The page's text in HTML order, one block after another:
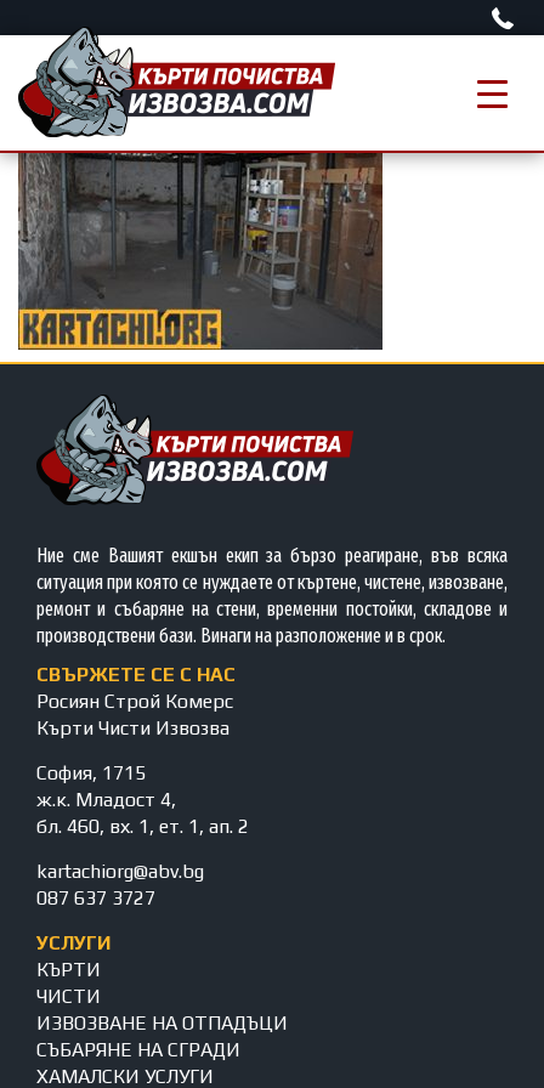
Ние сме Вашият екшън екип за бързо реагиране, във всяка
ситуация при която се нуждаете от къртене, чистене, извозване,
ремонт и събаряне на стени, временни постойки, складове и
производствени бази. Винаги на разположение и в срок.
СВЪРЖЕТЕ СЕ С НАС
Росиян Строй Комерс
Кърти Чисти Извозва
София, 1715
ж.к. Младост 4,
бл. 460, вх. 1, ет. 1, ап. 2
kartachiorg@abv.bg
087 637 3727
УСЛУГИ
КЪРТИ
ЧИСТИ
ИЗВОЗВАНЕ НА ОТПАДЪЦИ
СЪБАРЯНЕ НА СГРАДИ
ХАМАЛСКИ УСЛУГИ